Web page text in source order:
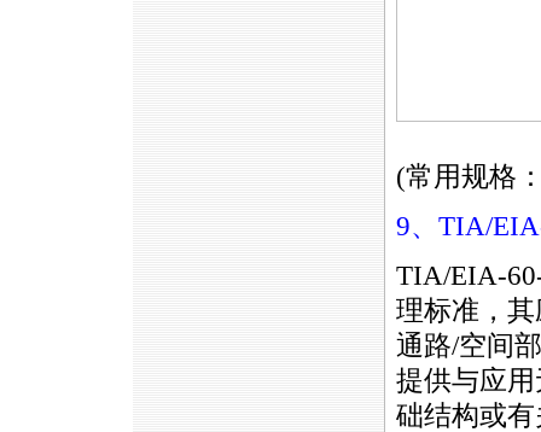
(常用规格
9、TIA/
TIA/EIA-
理标准，
通路/空间
提供与应
础结构或